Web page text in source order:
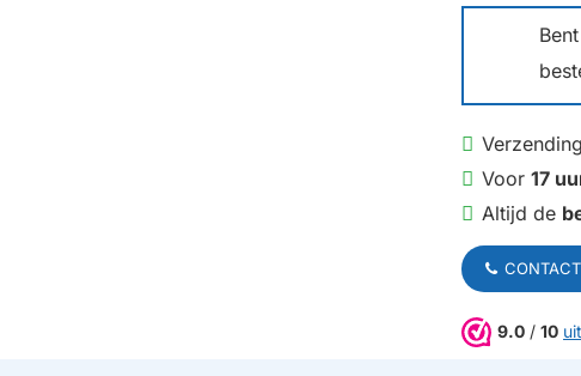
Verzending
Voor 17
Altijd de
CONTACT
9.0 / 10